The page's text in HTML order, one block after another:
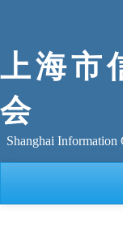
上海市
会
Shanghai Information